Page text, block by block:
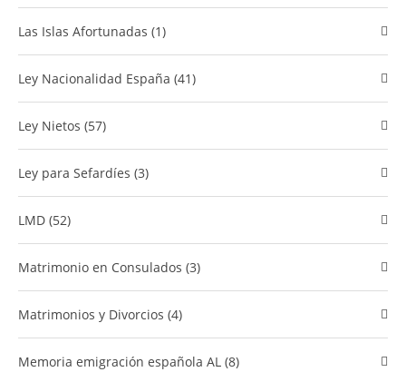
Las Islas Afortunadas (1)
Ley Nacionalidad España (41)
Ley Nietos (57)
Ley para Sefardíes (3)
LMD (52)
Matrimonio en Consulados (3)
Matrimonios y Divorcios (4)
​Memoria emigración española AL (8)